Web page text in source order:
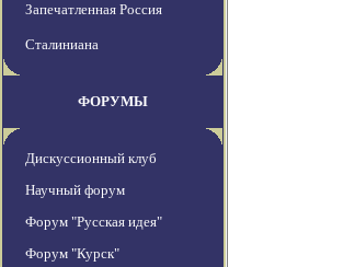
Запечатленная Россия
Сталиниана
ФОРУМЫ
Дискуссионный клуб
Научный форум
Форум "Русская идея"
Форум "Курск"